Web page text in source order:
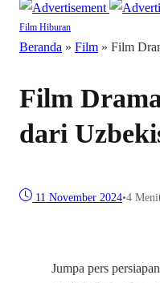
Film Hiburan
Beranda » Film » Film
Film
dari
11 November 2024•4
Jumpa pers